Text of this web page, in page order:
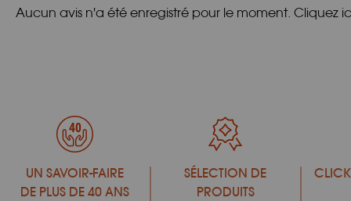
Aucun avis n'a été enregistré pour le moment. Cliquez
UN SAVOIR-FAIRE
DE PLUS DE 40 ANS
SÉLECTION DE
PRODUITS